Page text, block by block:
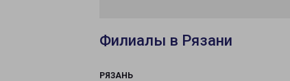
Филиалы в Рязани
РЯЗАНЬ